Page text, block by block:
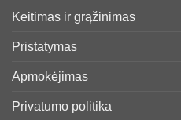
Keitimas ir grąžinimas
Pristatymas
Apmokėjimas
Privatumo politika